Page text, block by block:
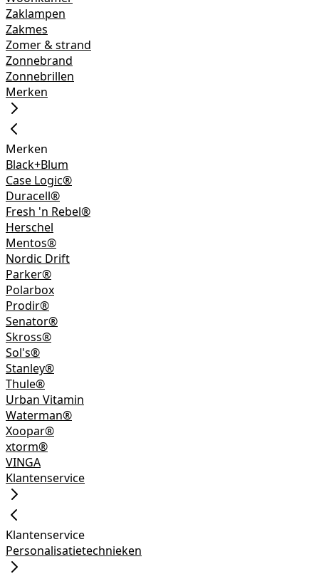
Zaklampen
Zakmes
Zomer & strand
Zonnebrand
Zonnebrillen
Merken
Merken
Black+Blum
Case Logic®
Duracell®
Fresh 'n Rebel®
Herschel
Mentos®
Nordic Drift
Parker®
Polarbox
Prodir®
Senator®
Skross®
Sol's®
Stanley®
Thule®
Urban Vitamin
Waterman®
Xoopar®
xtorm®
VINGA
Klantenservice
Klantenservice
Personalisatietechnieken